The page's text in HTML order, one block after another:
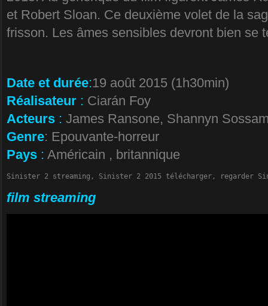
et Robert Sloan. Ce deuxième volet de la
frisson. Les âmes sensibles devront bien se
Date et durée:19 août 2015 (1h30min)
Réalisateur : Ciarán Foy
Acteurs : James Ransone, Shannyn
Genre: Epouvante-horreur
Pays : Américain , britannique
Sinister 2 streaming, Sinister 2 2015 télécharger,
film streaming